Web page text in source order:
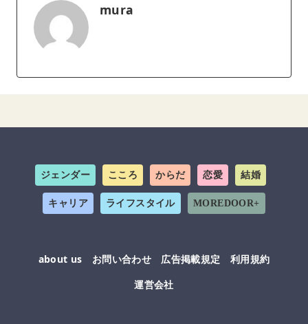
mura
ジェンダー こころ からだ 恋愛 結婚
キャリア ライフスタイル MOREDOOR+
about us お問い合わせ 広告掲載規定
利用規約
運営会社